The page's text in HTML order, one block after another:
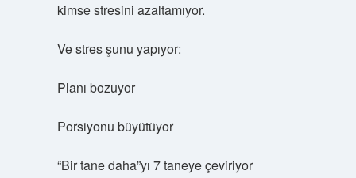
kimse stresini azaltamıyor.
Ve stres şunu yapıyor:
Planı bozuyor
Porsiyonu büyütüyor
“Bir tane daha”yı 7 taneye çeviriyor